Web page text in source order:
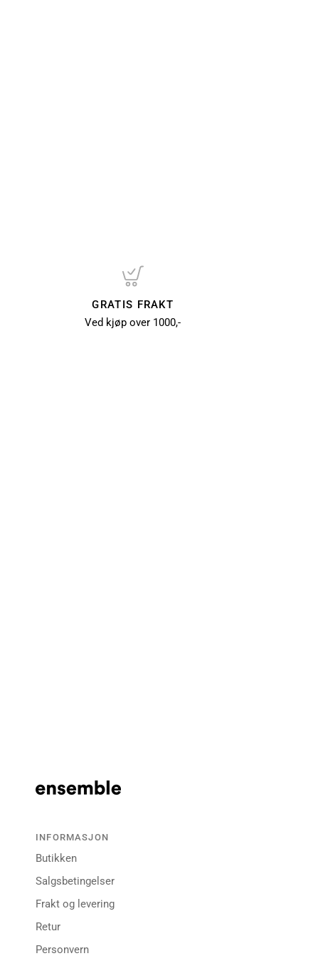
GRATIS FRAKT
Ved kjøp over 1000,-
INFORMASJON
Butikken
Salgsbetingelser
Frakt og levering
Retur
Personvern